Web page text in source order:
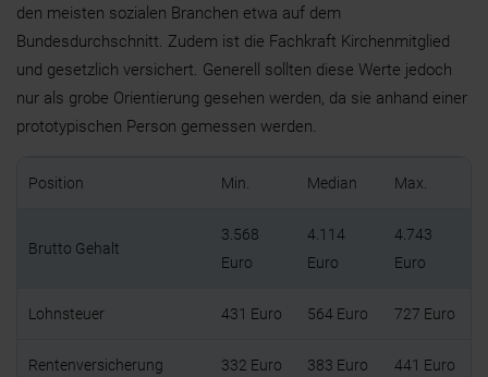
den meisten sozialen Branchen etwa auf dem
Bundesdurchschnitt. Zudem ist die Fachkraft Kirchenmitglied
und gesetzlich versichert. Generell sollten diese Werte jedoch
nur als grobe Orientierung gesehen werden, da sie anhand einer
prototypischen Person gemessen werden.
Position Min. Median Max.
Brutto Gehalt
3.568
Euro
4.114
Euro
4.743
Euro
Lohnsteuer 431 Euro 564 Euro 727 Euro
Rentenversicherung 332 Euro 383 Euro 441 Euro